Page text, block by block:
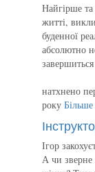
Найгірше
житті,
буденної
абсолютно
завершиться
натхнено
року Більше
Ігор
А чи зверне